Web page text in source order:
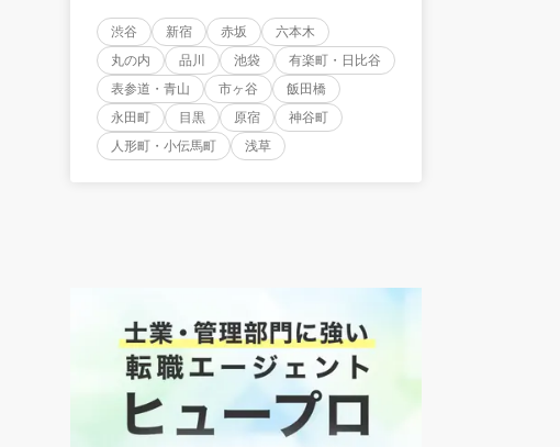
渋谷 新宿 赤坂
六本木
丸の内
品川 池袋
有楽町・日比谷
表参道・青山
市ヶ谷
飯田橋
永田町
目黒 原宿
神谷町
人形町・小伝馬町
浅草